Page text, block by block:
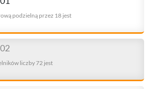
podzielną przez 18 jest
liczby 72 jest